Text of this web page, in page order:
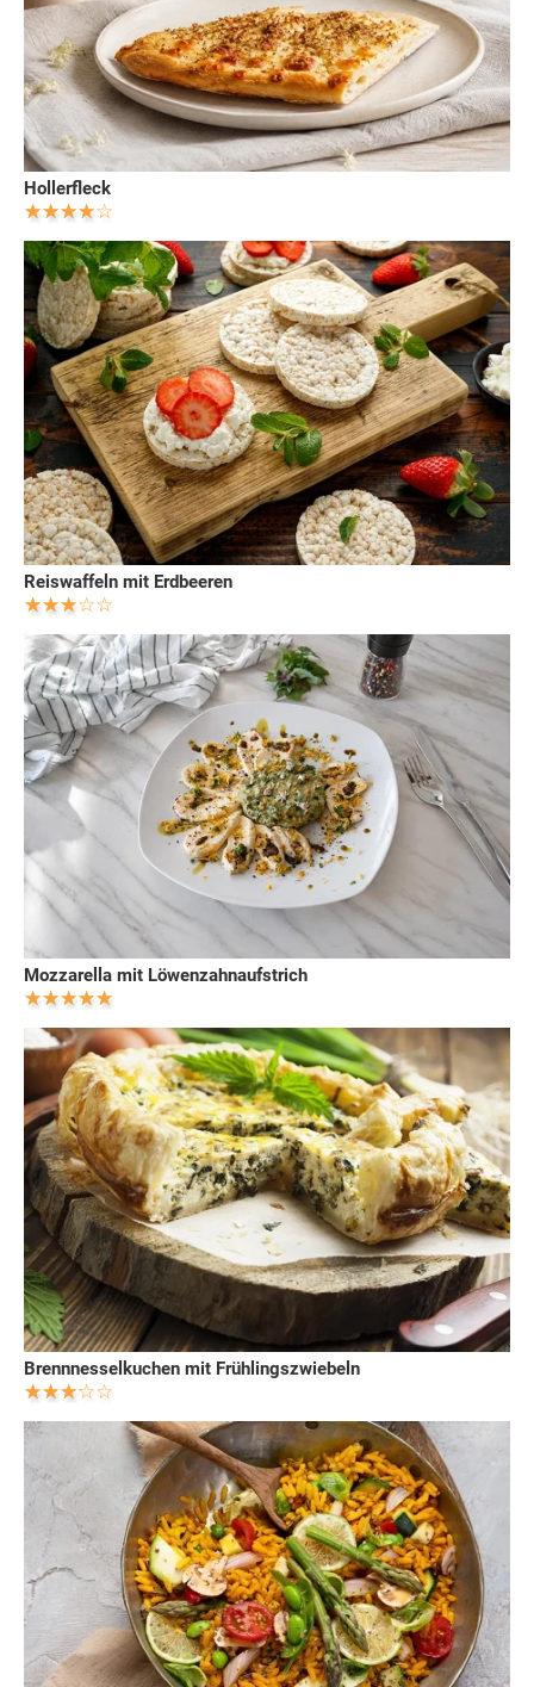
Hollerfleck
Reiswaffeln mit Erdbeeren
Mozzarella mit Löwenzahnaufstrich
Brennnesselkuchen mit Frühlingszwiebeln